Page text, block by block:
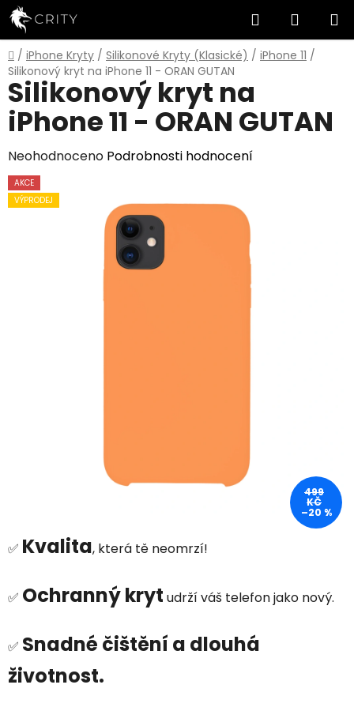
Přejít
na
obsah
Hledat
KOŠÍK
Domů
/ iPhone Kryty / Silikonové Kryty (Klasické) / iPhone 11 /
Silikonový kryt na iPhone 11 - ORAN GUTAN
✅ Kvalita, která tě neomrzí!
✅ Ochranný kryt udrží váš telefon jako nový.
✅ Snadné čištění a dlouhá
životnost.
Silikonový kryt na
iPhone 11 - ORAN GUTAN
Průměrné
hodnocení
produktu
Neohodnoceno Podrobnosti hodnocení
AKCE
VÝPRODEJ
499
KČ
–20 %